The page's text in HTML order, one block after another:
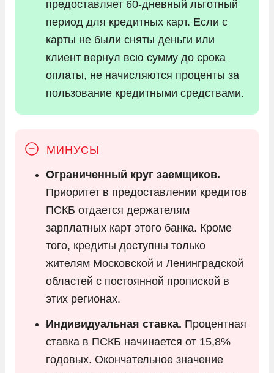
предоставляет 60-дневный льготный
период для кредитных карт. Если с
карты не были сняты деньги или
клиент вернул всю сумму до срока
оплаты, не начисляются проценты за
пользование кредитными средствами.
Ограниченный круг заемщиков.
Приоритет в предоставлении кредитов
ПСКБ отдается держателям
зарплатных карт этого банка. Кроме
того, кредиты доступны только
жителям Московской и Ленинградской
областей с постоянной пропиской в
этих регионах.
Индивидуальная ставка. Процентная
ставка в ПСКБ начинается от 15,8%
годовых. Окончательное значение